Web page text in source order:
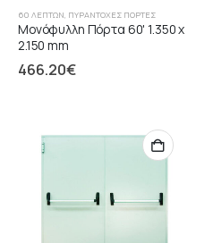
60 ΛΕΠΤΏΝ ΠΥΡΆΝΤΟΧΕΣ ΠΌΡΤΕΣ
Μονόφυλλη Πόρτα 60' 1.350 x
2.150 mm
466.20€